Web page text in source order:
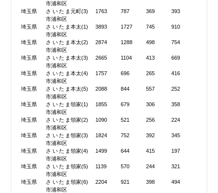
市浦和区
埼玉県
さいたま
市浦和区
元町(3) 1763 787 369 393
埼玉県
さいたま
市浦和区
本太(1) 3893 1727 745 910
埼玉県
さいたま
市浦和区
本太(2) 2874 1288 498 754
埼玉県
さいたま
市浦和区
本太(3) 2665 1104 413 669
埼玉県
さいたま
市浦和区
本太(4) 1757 696 265 416
埼玉県
さいたま
市浦和区
本太(5) 2088 844 557 252
埼玉県
さいたま
市浦和区
領家(1) 1855 679 306 358
埼玉県
さいたま
市浦和区
領家(2) 1090 521 256 224
埼玉県
さいたま
市浦和区
領家(3) 1824 752 392 345
埼玉県
さいたま
市浦和区
領家(4) 1499 644 415 197
埼玉県
さいたま
市浦和区
領家(5) 1139 570 244 321
埼玉県
さいたま
市浦和区
領家(6) 2204 921 398 494